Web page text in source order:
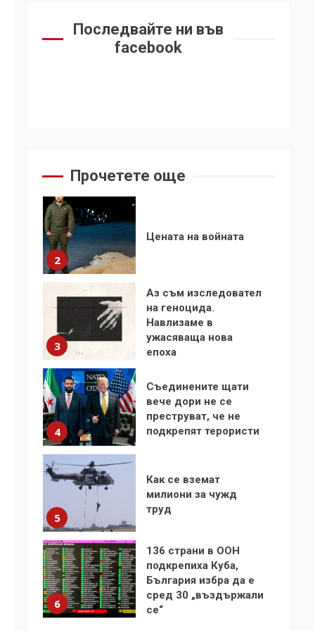
Последвайте ни във
facebook
Прочетете още
Удължаването на
1
стъпки от 1972 г.
2
Цената на войната
3
Аз съм изследовател
на геноцида.
Навлизаме в
ужасяваща нова
епоха
4
Съединените щати
вече дори не се
преструват, че не
подкрепят терористи
5
Как се вземат
милиони за чужд
труд
6
136 страни в ООН
подкрепиха Куба,
България избра да е
сред 30 „въздържали
се“